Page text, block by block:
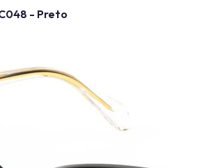
Óculos de Grau Just Cavalli VJC048 - Preto